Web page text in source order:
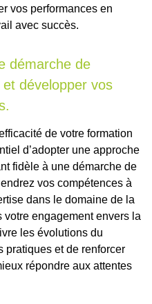
vos performances en
avec succès.
démarche de
développer vos
de votre formation
d’adopter une approche
fidèle à une démarche de
vos compétences à
dans le domaine de la
engagement envers la
les évolutions du
pratiques et de renforcer
répondre aux attentes